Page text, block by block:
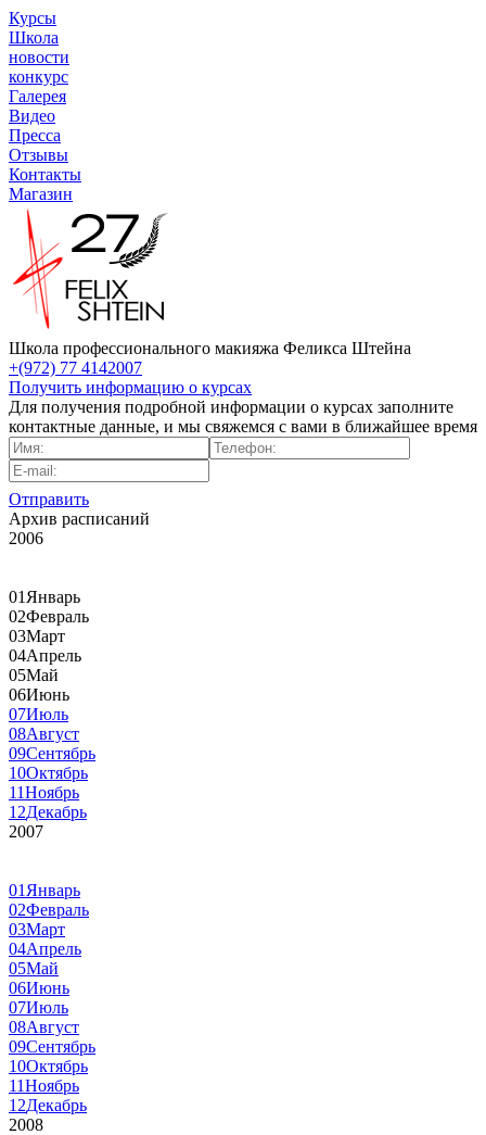
Курсы
Школа
новости
конкурс
Галерея
Видео
Пресса
Отзывы
Контакты
Магазин
Школа профессионального макияжа Феликса Штейна
+(972) 77 4142007
Получить информацию о курсах
Для получения подробной информации о курсах заполните
контактные данные, и мы свяжемся с вами в ближайшее время
Отправить
Архив расписаний
2006
01 Январь
02Февраль
03Март
04Апрель
05Май
06Июнь
07Июль
08Август
09Сентябрь
10Октябрь
11Ноябрь
12Декабрь
2007
01 Январь
02Февраль
03Март
04Апрель
05Май
06Июнь
07Июль
08Август
09Сентябрь
10Октябрь
11Ноябрь
12Декабрь
2008